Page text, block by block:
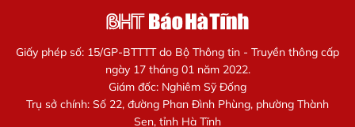
Giấy phép số: 15/GP-BTTTT do Bộ Thông tin - Truyền thông cấp
ngày 17 tháng 01 năm 2022.
Giám đốc: Nghiêm Sỹ Đống
Trụ sở chính: Số 22, đường Phan Đình Phùng, phường Thành
Sen, tỉnh Hà Tĩnh